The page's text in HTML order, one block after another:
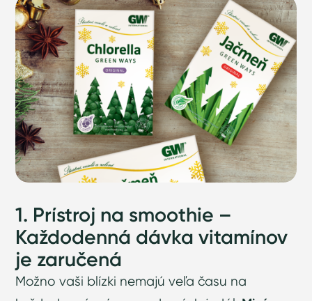
1. Prístroj na smoothie –
Každodenná dávka vitamínov
je zaručená
Možno vaši blízki nemajú veľa času na